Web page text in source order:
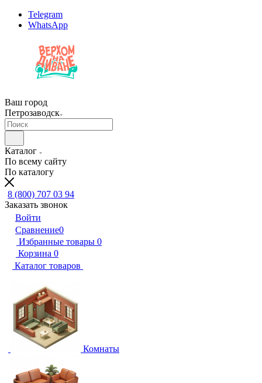
Telegram
WhatsApp
Ваш город
Петрозаводск
Каталог
По всему сайту
По каталогу
8 (800) 707 03 94
Заказать звонок
Войти
Сравнение0
Избранные товары 0
Корзина 0
Каталог товаров
Комнаты